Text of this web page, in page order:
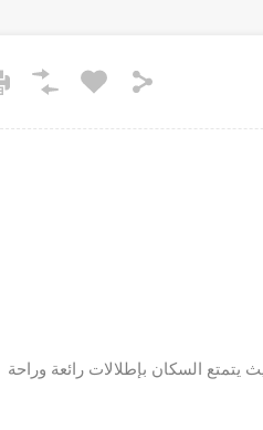
السكان بإطلالات رائعة وراحة